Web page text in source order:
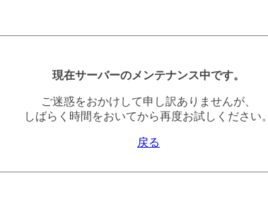
現在サーバーのメンテナンス中です。
ご迷惑をおかけして申し訳ありませんが、
しばらく時間をおいてから再度お試しください。
戻る